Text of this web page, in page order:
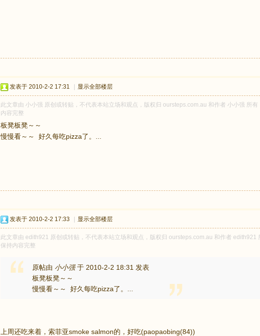
发表于 2010-2-2 17:31 显示全部楼层
此文章由 小小强 原创或转贴，不代表本站立场和观点，版权归 oursteps.com.au 和作者 小小强 所
内容完整
板凳板凳～～
慢慢看～～ 好久每吃pizza了。...
发表于 2010-2-2 17:33 显示全部楼层
此文章由 edith921 原创或转贴，不代表本站立场和观点，版权归 oursteps.com.au 和作者 edith921
保持内容完整
原帖由 小小强于 2010-2-2 18:31 发表
板凳板凳～～
慢慢看～～ 好久每吃pizza了。...
上周还吃来着，索菲亚smoke salmon的，好吃(paopaobing(84))